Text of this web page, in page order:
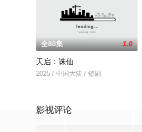
全80集 1.0
天启：诛仙
2025 / 中国大陆 / 短剧
影视评论